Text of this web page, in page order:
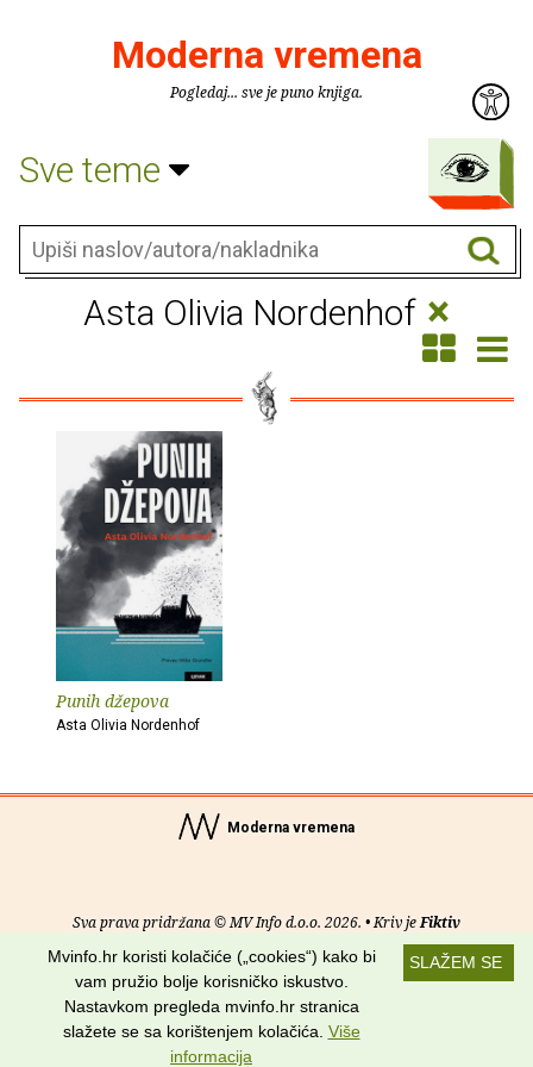
Moderna vremena
Pogledaj... sve je puno knjiga.
Sve teme
Asta Olivia Nordenhof ×
Punih džepova
Asta Olivia Nordenhof
Moderna vremena
Sva prava pridržana © MV Info d.o.o. 2026. • Kriv jeFiktiv
Uvjeti korištenja RSS kanali
Potraži nas na:
SLAŽEM SE
Mvinfo.hr koristi kolačiće („cookies“) kako bi
vam pružio bolje korisničko iskustvo.
Nastavkom pregleda mvinfo.hr stranica
slažete se sa korištenjem kolačića. Više
informacija